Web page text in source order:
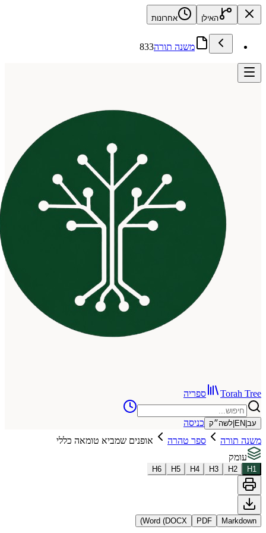
האילן אחרונות
משנה תורה833
ספריה
כניסה
ספר טהרה
אופנים שמביא טומאה כללי
H3
H4
H5
H6
PDF
Word (DOCX)